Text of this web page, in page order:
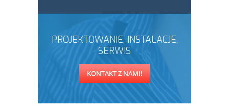
PROJEKTOWANIE, INSTALACJE,
SERWIS
KONTAKT Z NAMI!